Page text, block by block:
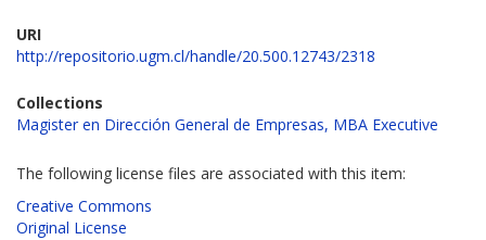
URI
http://repositorio.ugm.cl/handle/20.500.12743/2318
Collections
Magister en Dirección General de Empresas, MBA Executive
The following license files are associated with this item:
Creative Commons
Original License